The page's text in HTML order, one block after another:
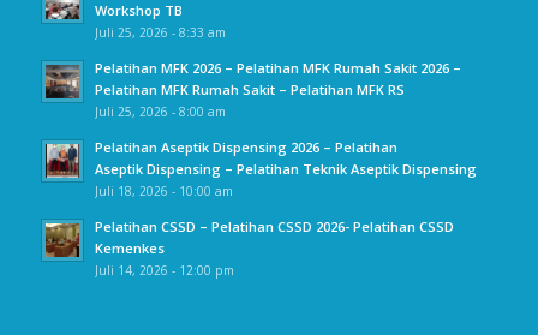
Workshop TB
Juli 25, 2026 - 8:33 am
Pelatihan MFK 2026 – Pelatihan MFK Rumah Sakit 2026 –
Pelatihan MFK Rumah Sakit – Pelatihan MFK RS
Juli 25, 2026 - 8:00 am
Pelatihan Aseptik Dispensing 2026 – Pelatihan
Aseptik Dispensing – Pelatihan Teknik Aseptik Dispensing
Juli 18, 2026 - 10:00 am
Pelatihan CSSD – Pelatihan CSSD 2026- Pelatihan CSSD
Kemenkes
Juli 14, 2026 - 12:00 pm